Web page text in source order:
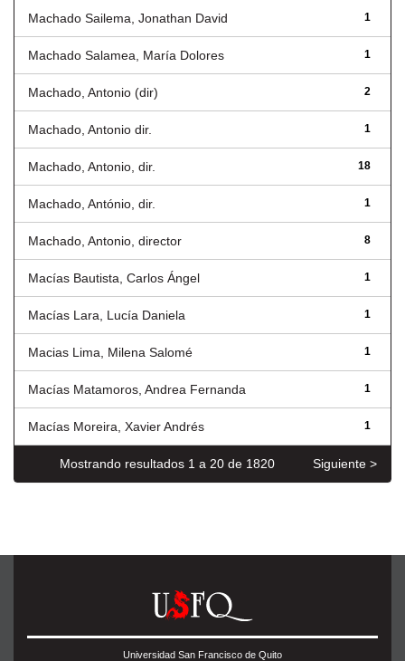
Machado Sailema, Jonathan David 1
Machado Salamea, María Dolores 1
Machado, Antonio (dir) 2
Machado, Antonio dir. 1
Machado, Antonio, dir. 18
Machado, António, dir. 1
Machado, Antonio, director 8
Macías Bautista, Carlos Ángel 1
Macías Lara, Lucía Daniela 1
Macias Lima, Milena Salomé 1
Macías Matamoros, Andrea Fernanda 1
Macías Moreira, Xavier Andrés 1
Mostrando resultados 1 a 20 de 1820 Siguiente >
Universidad San Francisco de Quito